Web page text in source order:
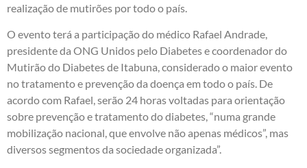
realização de mutirões por todo o país.
O evento terá a participação do médico Rafael Andrade,
presidente da ONG Unidos pelo Diabetes e coordenador do
Mutirão do Diabetes de Itabuna, considerado o maior evento
no tratamento e prevenção da doença em todo o país. De
acordo com Rafael, serão 24 horas voltadas para orientação
sobre prevenção e tratamento do diabetes, “numa grande
mobilização nacional, que envolve não apenas médicos”, mas
diversos segmentos da sociedade organizada”.